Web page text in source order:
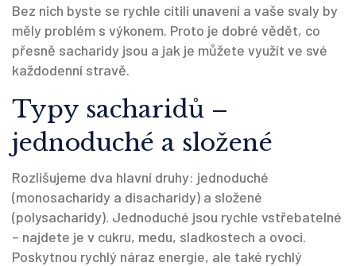
Bez nich byste se rychle cítili unavení a vaše svaly by
měly problém s výkonem. Proto je dobré vědět, co
přesně sacharidy jsou a jak je můžete využít ve své
každodenní stravě.
Typy sacharidů –
jednoduché a složené
Rozlišujeme dva hlavní druhy: jednoduché
(monosacharidy a disacharidy) a složené
(polysacharidy). Jednoduché jsou rychle vstřebatelné
– najdete je v cukru, medu, sladkostech a ovoci.
Poskytnou rychlý náraz energie, ale také rychlý